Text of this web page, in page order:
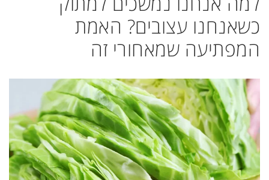
כשאנחנו עצובים? האמת
המפתיעה שמאחורי זה